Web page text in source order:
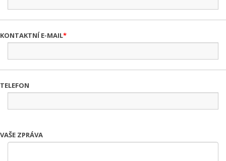
KONTAKTNÍ E-MAIL
TELEFON
VAŠE ZPRÁVA